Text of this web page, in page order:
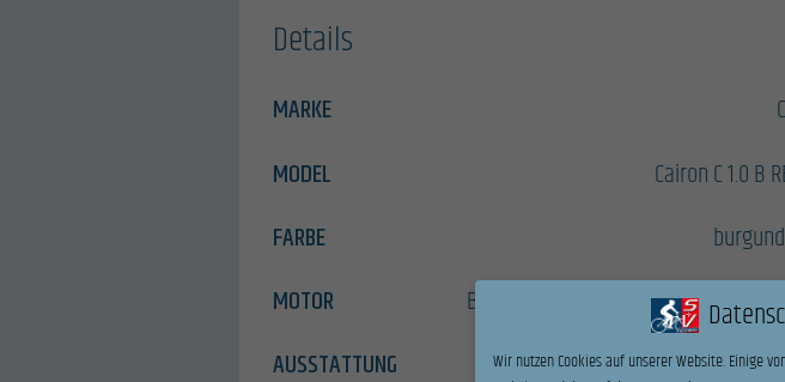
Details
MARKE
MODEL
Cairon C 1.0 B
FARBE
MOTOR
Bosch Performance Cruise 36V
AUSSTATTUNG
8-Gang
Wir nutzen Cookies auf unserer Website. Einige